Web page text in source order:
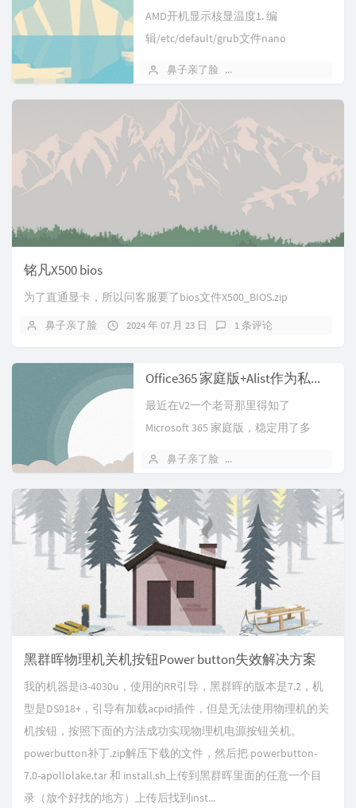
AMD开机显示核显温度1. 编
辑/etc/default/grub文件nano
鼻子亲了脸
铭凡X500 bios
为了直通显卡，所以问客服要了bios文件X500_BIOS.zip
鼻子亲了脸 2024 年 07 月 23 日 1 条评论
Office365 家庭版+Alist作为私有云盘（人均39元的6人车）
最近在V2一个老哥那里得知了
Microsoft 365 家庭版，稳定用了多
鼻子亲了脸
黑群晖物理机关机按钮Power button失效解决方案
我的机器是i3-4030u，使用的RR引导，黑群晖的版本是7.2，机
型是DS918+，引导有加载acpid插件，但是无法使用物理机的关
机按钮，按照下面的方法成功实现物理机电源按钮关机。
powerbutton补丁.zip解压下载的文件，然后把 powerbutton-
7.0-apollolake.tar 和 install.sh上传到黑群晖里面的任意一个目
录（放个好找的地方）上传后找到inst...